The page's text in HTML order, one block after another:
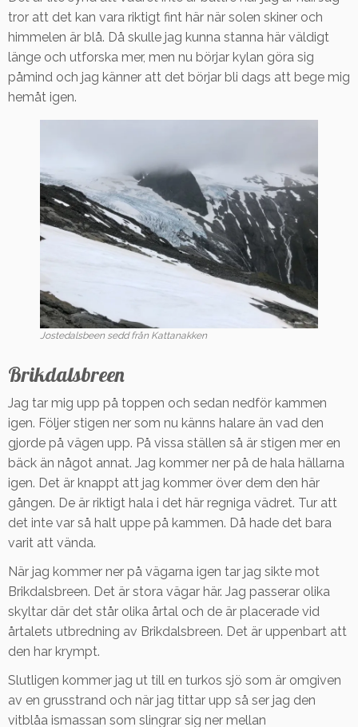
tror att det kan vara riktigt fint här när solen skiner och
himmelen är blå. Då skulle jag kunna stanna här väldigt
länge och utforska mer, men nu börjar kylan göra sig
påmind och jag känner att det börjar bli dags att bege mig
hemåt igen.
Jostedalsbeen sedd från Kattanakken
Brikdalsbreen
Jag tar mig upp på toppen och sedan nedför kammen
igen. Följer stigen ner som nu känns halare än vad den
gjorde på vägen upp. På vissa ställen så är stigen mer en
bäck än något annat. Jag kommer ner på de hala hällarna
igen. Det är knappt att jag kommer över dem den här
gången. De är riktigt hala i det här regniga vädret. Tur att
det inte var så halt uppe på kammen. Då hade det bara
varit att vända.
När jag kommer ner på vägarna igen tar jag sikte mot
Brikdalsbreen. Det är stora vägar här. Jag passerar olika
skyltar där det står olika årtal och de är placerade vid
årtalets utbredning av Brikdalsbreen. Det är uppenbart att
den har krympt.
Slutligen kommer jag ut till en turkos sjö som är omgiven
av en grusstrand och när jag tittar upp så ser jag den
vitblåa ismassan som slingrar sig ner mellan